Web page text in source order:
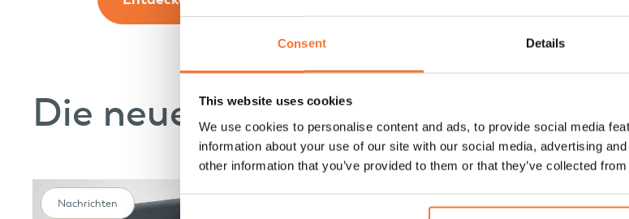
Consent Details
This website uses cookies
We use cookies to personalise content and ads, to provide social media
information about your use of our site with our social media, advertising
other information that you’ve provided to them or that they’ve collected
Die neuesten Nachrichten
Nachrichten Events